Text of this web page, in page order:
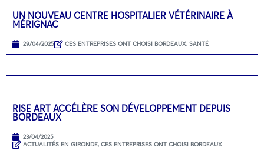
UN NOUVEAU CENTRE HOSPITALIER VÉTÉRINAIRE À
MÉRIGNAC
29/04/2025 CES ENTREPRISES ONT CHOISI BORDEAUX, SANTÉ
RISE ART ACCÉLÈRE SON DÉVELOPPEMENT DEPUIS
BORDEAUX
23/04/2025
ACTUALITÉS EN GIRONDE, CES ENTREPRISES ONT CHOISI BORDEAUX